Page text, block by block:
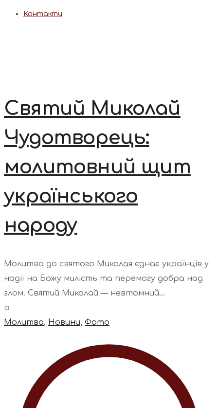
Контакти
Святий Миколай
Чудотворець:
молитовний щит
українського
народу
Молитва до святого Миколая єднає українців у
надії на Божу милість та перемогу добра над
злом. Святий Миколай — невтомний...
із
Молитва
Новини Фото